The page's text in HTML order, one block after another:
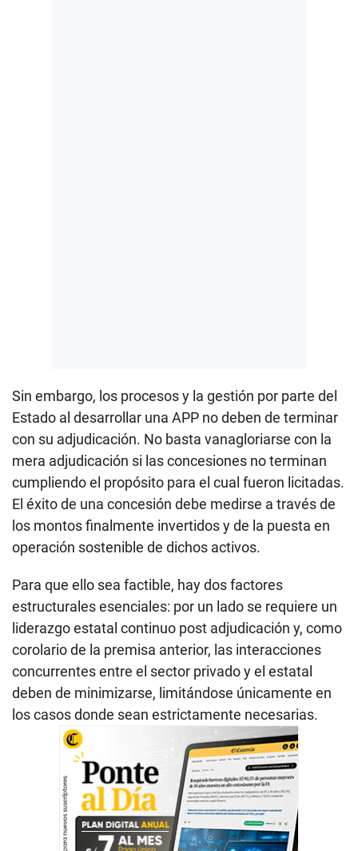
Sin embargo, los procesos y la gestión por parte del
Estado al desarrollar una APP no deben de terminar
con su adjudicación. No basta vanagloriarse con la
mera adjudicación si las concesiones no terminan
cumpliendo el propósito para el cual fueron licitadas.
El éxito de una concesión debe medirse a través de
los montos finalmente invertidos y de la puesta en
operación sostenible de dichos activos.
Para que ello sea factible, hay dos factores
estructurales esenciales: por un lado se requiere un
liderazgo estatal continuo post adjudicación y, como
corolario de la premisa anterior, las interacciones
concurrentes entre el sector privado y el estatal
deben de minimizarse, limitándose únicamente en
los casos donde sean estrictamente necesarias.